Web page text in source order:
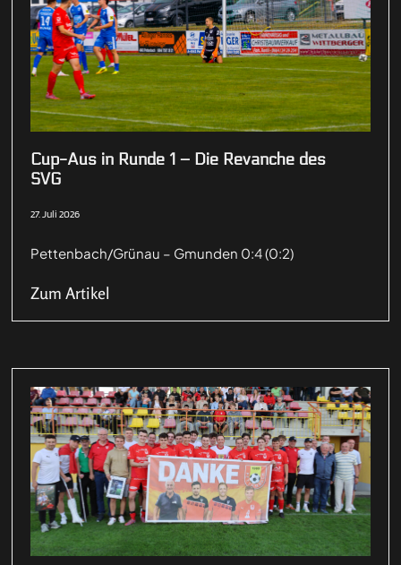
Cup-Aus in Runde 1 – Die Revanche des
SVG
27. Juli 2026
Pettenbach/Grünau – Gmunden 0:4 (0:2)
Zum Artikel